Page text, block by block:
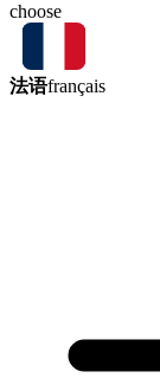
choose
法语français